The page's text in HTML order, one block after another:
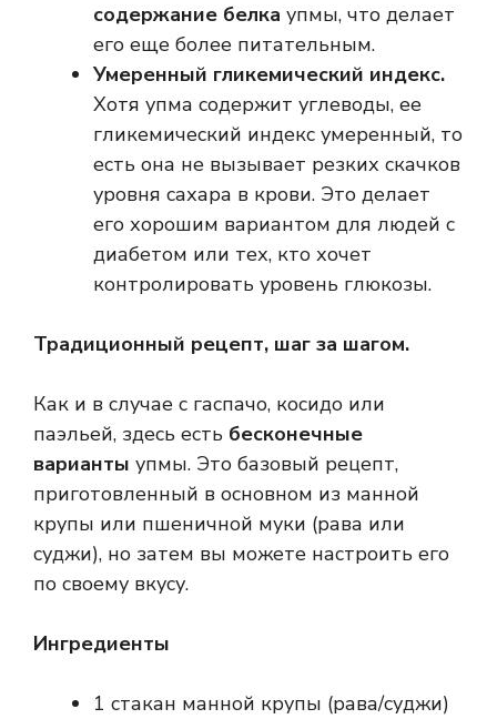
содержание белка упмы, что делает
его еще более питательным.
Умеренный гликемический индекс.
Хотя упма содержит углеводы, ее
гликемический индекс умеренный, то
есть она не вызывает резких скачков
уровня сахара в крови. Это делает
его хорошим вариантом для людей с
диабетом или тех, кто хочет
контролировать уровень глюкозы.
Традиционный рецепт, шаг за шагом.
Как и в случае с гаспачо, косидо или
паэльей, здесь есть бесконечные
варианты упмы. Это базовый рецепт,
приготовленный в основном из манной
крупы или пшеничной муки (рава или
суджи), но затем вы можете настроить его
по своему вкусу.
Ингредиенты
1 стакан манной крупы (рава/суджи)